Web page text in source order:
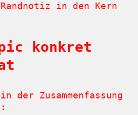
in den Kern
konkret
der Zusammenfassung